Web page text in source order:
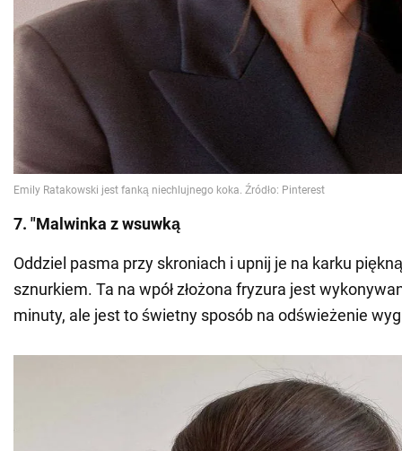
7. "Malwinka z wsuwką
Oddziel pasma przy skroniach i upnij je na karku
sznurkiem. Ta na wpół złożona fryzura jest
minuty, ale jest to świetny sposób na odświeżenie